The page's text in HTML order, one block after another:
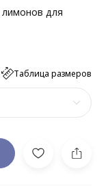
для
Таблица размеров